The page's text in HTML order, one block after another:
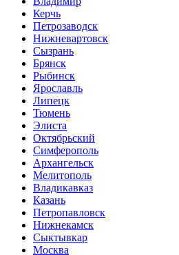
Керчь
Петрозаводск
Нижневартовск
Сызрань
Брянск
Рыбинск
Ярославль
Липецк
Тюмень
Элиста
Октябрьский
Симферополь
Архангельск
Мелитополь
Владикавказ
Казань
Петропавловск
Нижнекамск
Сыктывкар
Москва